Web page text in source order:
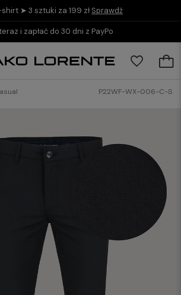
shirt ➤ 3 sztuki za 199 zł Sprawdź
i zapłać do 30 dni z PayPo
P22WF-WX-006-C-S